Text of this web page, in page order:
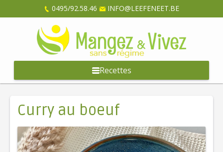
0495/92.58.46 INFO@LEEFENEET.BE
Recettes
Curry au boeuf